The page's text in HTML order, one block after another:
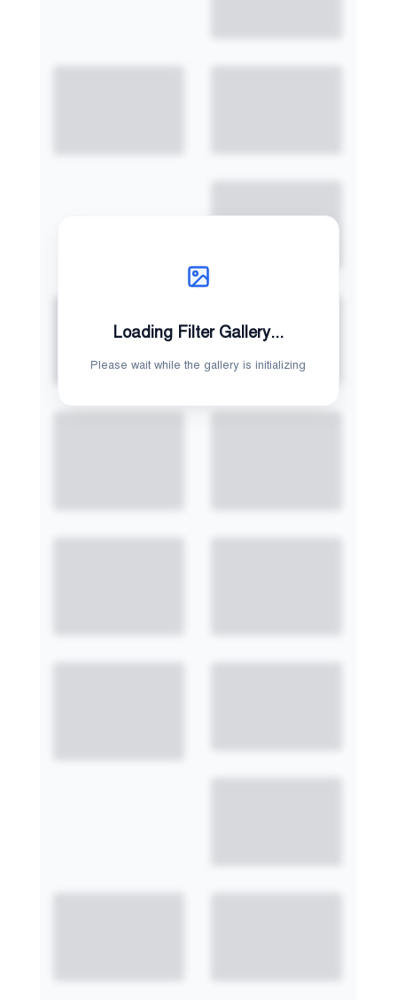
Loading Filter Gallery...
Please wait while the gallery is initializing